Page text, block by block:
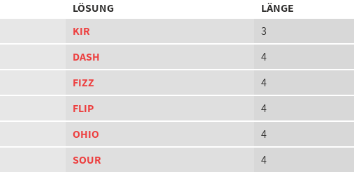
LÖSUNG
LÄNGE
KIR
3
DASH
4
FIZZ
4
FLIP
4
OHIO
4
SOUR
4